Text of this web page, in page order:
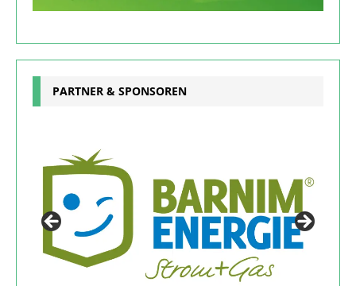
PARTNER & SPONSOREN